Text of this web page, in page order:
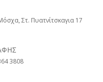
Στ. Πυατνίτσκαγια 17
3808